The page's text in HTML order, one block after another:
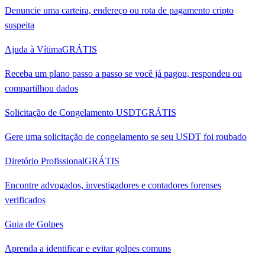
Denuncie uma carteira, endereço ou rota de pagamento cripto
suspeita
Ajuda à VítimaGRÁTIS
Receba um plano passo a passo se você já pagou, respondeu ou
compartilhou dados
Solicitação de Congelamento USDTGRÁTIS
Gere uma solicitação de congelamento se seu USDT foi roubado
Diretório ProfissionalGRÁTIS
Encontre advogados, investigadores e contadores forenses
verificados
Guia de Golpes
Aprenda a identificar e evitar golpes comuns